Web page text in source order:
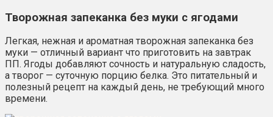
Творожная запеканка без муки с ягодами
Легкая, нежная и ароматная творожная запеканка без
муки — отличный вариант что приготовить на завтрак
ПП. Ягоды добавляют сочность и натуральную сладость,
а творог — суточную порцию белка. Это питательный и
полезный рецепт на каждый день, не требующий много
времени.